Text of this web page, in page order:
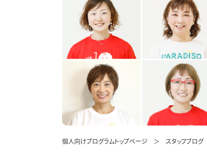
個人向けプログラムトップページ スタッフブログ